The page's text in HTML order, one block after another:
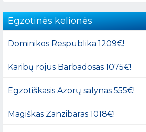
Egzotinės kelionės
Dominikos Respublika 1209€!
Karibų rojus Barbadosas 1075€!
Egzotiškasis Azorų salynas 555€!
Magiškas Zanzibaras 1018€!